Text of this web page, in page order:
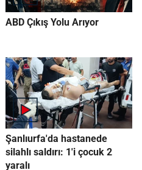
ABD Çıkış Yolu Arıyor
Şanlıurfa'da hastanede
silahlı saldırı: 1'i çocuk 2
yaralı